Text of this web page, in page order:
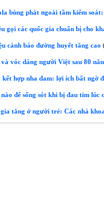
bùng phát ngoài tầm kiểm
gọi các quốc gia chuẩn bị cho
cảnh báo đường huyết tăng cao
vóc dáng người Việt sau 80
kết hợp nha đam: lợi ích bất ngờ
để sống sót khi bị đau tim lúc
tăng ở người trẻ: Các nhà